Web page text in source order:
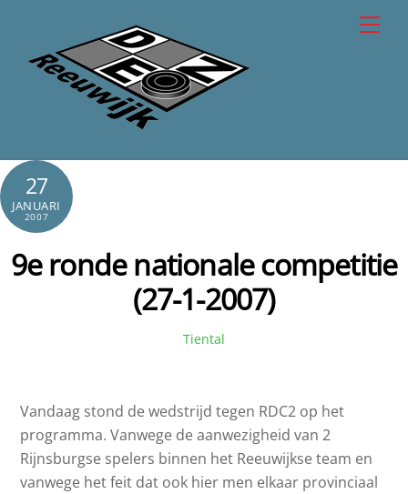
content
27
JANUARI
2007
9e ronde nationale competitie
(27-1-2007)
Tiental
Vandaag stond de wedstrijd tegen RDC2 op het
programma. Vanwege de aanwezigheid van 2
Rijnsburgse spelers binnen het Reeuwijkse team en
vanwege het feit dat ook hier men elkaar provinciaal